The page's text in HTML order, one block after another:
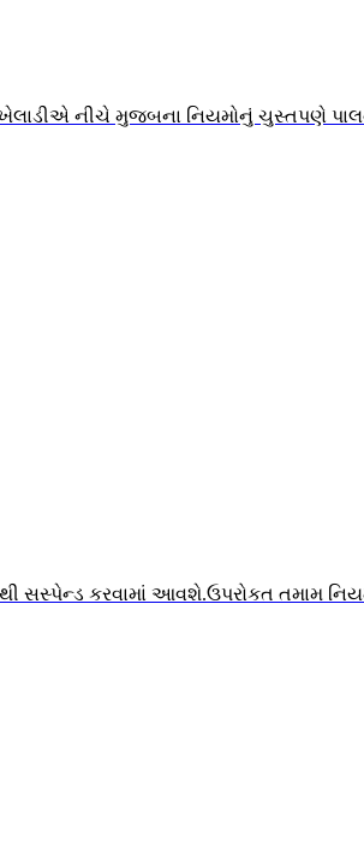
નીચે મુજબના નિયમોનું ચુસ્તપણે
કરવામાં આવશે.ઉપરોકત તમામ